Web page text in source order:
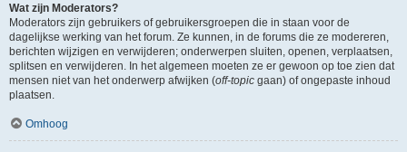
Wat zijn Moderators?
Moderators zijn gebruikers of gebruikersgroepen die in staan voor de
dagelijkse werking van het forum. Ze kunnen, in de forums die ze modereren,
berichten wijzigen en verwijderen; onderwerpen sluiten, openen, verplaatsen,
splitsen en verwijderen. In het algemeen moeten ze er gewoon op toe zien dat
mensen niet van het onderwerp afwijken (off-topic gaan) of ongepaste inhoud
plaatsen.
Omhoog